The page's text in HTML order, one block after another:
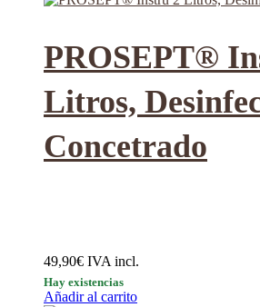
PROSEPT®
Litros,
Concetrado
49,90€ IVA incl.
Hay existencias
Añadir al carrito